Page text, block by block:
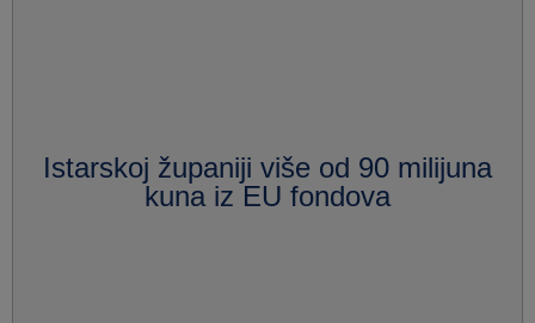
Istarskoj županiji više od 90 milijuna
kuna iz EU fondova